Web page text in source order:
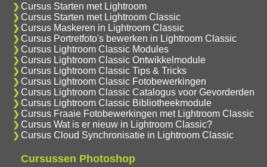
Cursus Starten met Lightroom
Cursus Starten met Lightroom Classic
Cursus Maskeren in Lightroom Classic
Cursus Portretfoto's bewerken in Lightroom Classic
Cursus Lightroom Classic Modules
Cursus Lightroom Classic Ontwikkelmodule
Cursus Lightroom Classic Tips & Tricks
Cursus Lightroom Classic Fotobewerkingen
Cursus Lightroom Classic Catalogus voor Gevorderden
Cursus Lightroom Classic Bibliotheekmodule
Cursus Fraaie Fotobewerkingen met Lightroom Classic
Cursus Wat is er nieuw in Lightroom Classic?
Cursus Cloud Synchronisatie in Lightroom Classic
Cursussen Photoshop